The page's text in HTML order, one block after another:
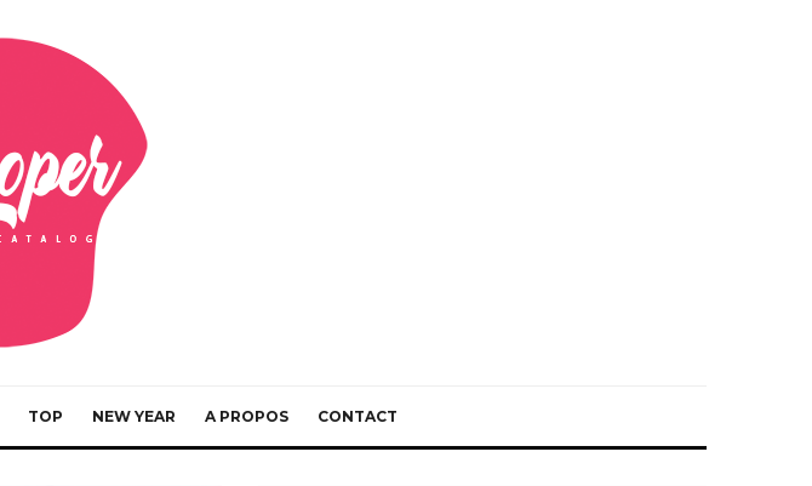
TOP NEW YEAR A PROPOS CONTACT